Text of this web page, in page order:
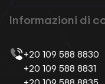
Informazioni di
+20 109 588 8830
+20 109 588 8831